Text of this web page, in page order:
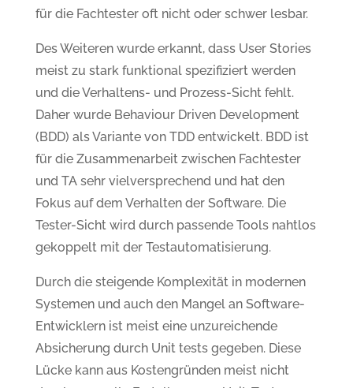
für die Fachtester oft nicht oder schwer lesbar.
Des Weiteren wurde erkannt, dass User Stories
meist zu stark funktional spezifiziert werden
und die Verhaltens- und Prozess-Sicht fehlt.
Daher wurde Behaviour Driven Development
(BDD) als Variante von TDD entwickelt. BDD ist
für die Zusammenarbeit zwischen Fachtester
und TA sehr vielversprechend und hat den
Fokus auf dem Verhalten der Software. Die
Tester-Sicht wird durch passende Tools nahtlos
gekoppelt mit der Testautomatisierung.
Durch die steigende Komplexität in modernen
Systemen und auch den Mangel an Software-
Entwicklern ist meist eine unzureichende
Absicherung durch Unit tests gegeben. Diese
Lücke kann aus Kostengründen meist nicht